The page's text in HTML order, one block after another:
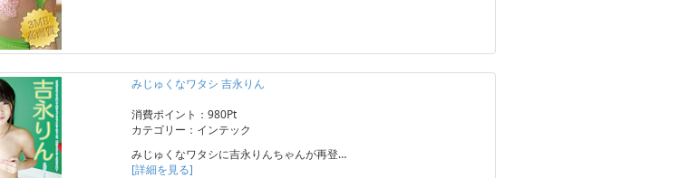
みじゅくなワタシ 吉永りん
消費ポイント：980Pt
カテゴリー：インテック
みじゅくなワタシに吉永りんちゃんが再登…
[詳細を見る]